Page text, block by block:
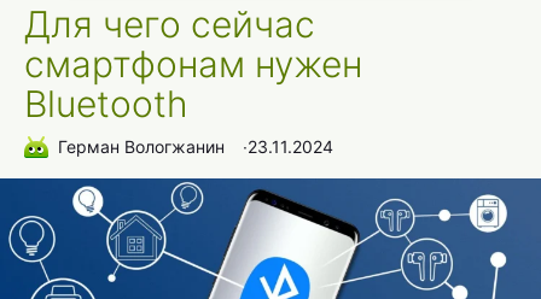
Для чего сейчас
смартфонам нужен
Bluetooth
Герман Вологжанин ∙23.11.2024